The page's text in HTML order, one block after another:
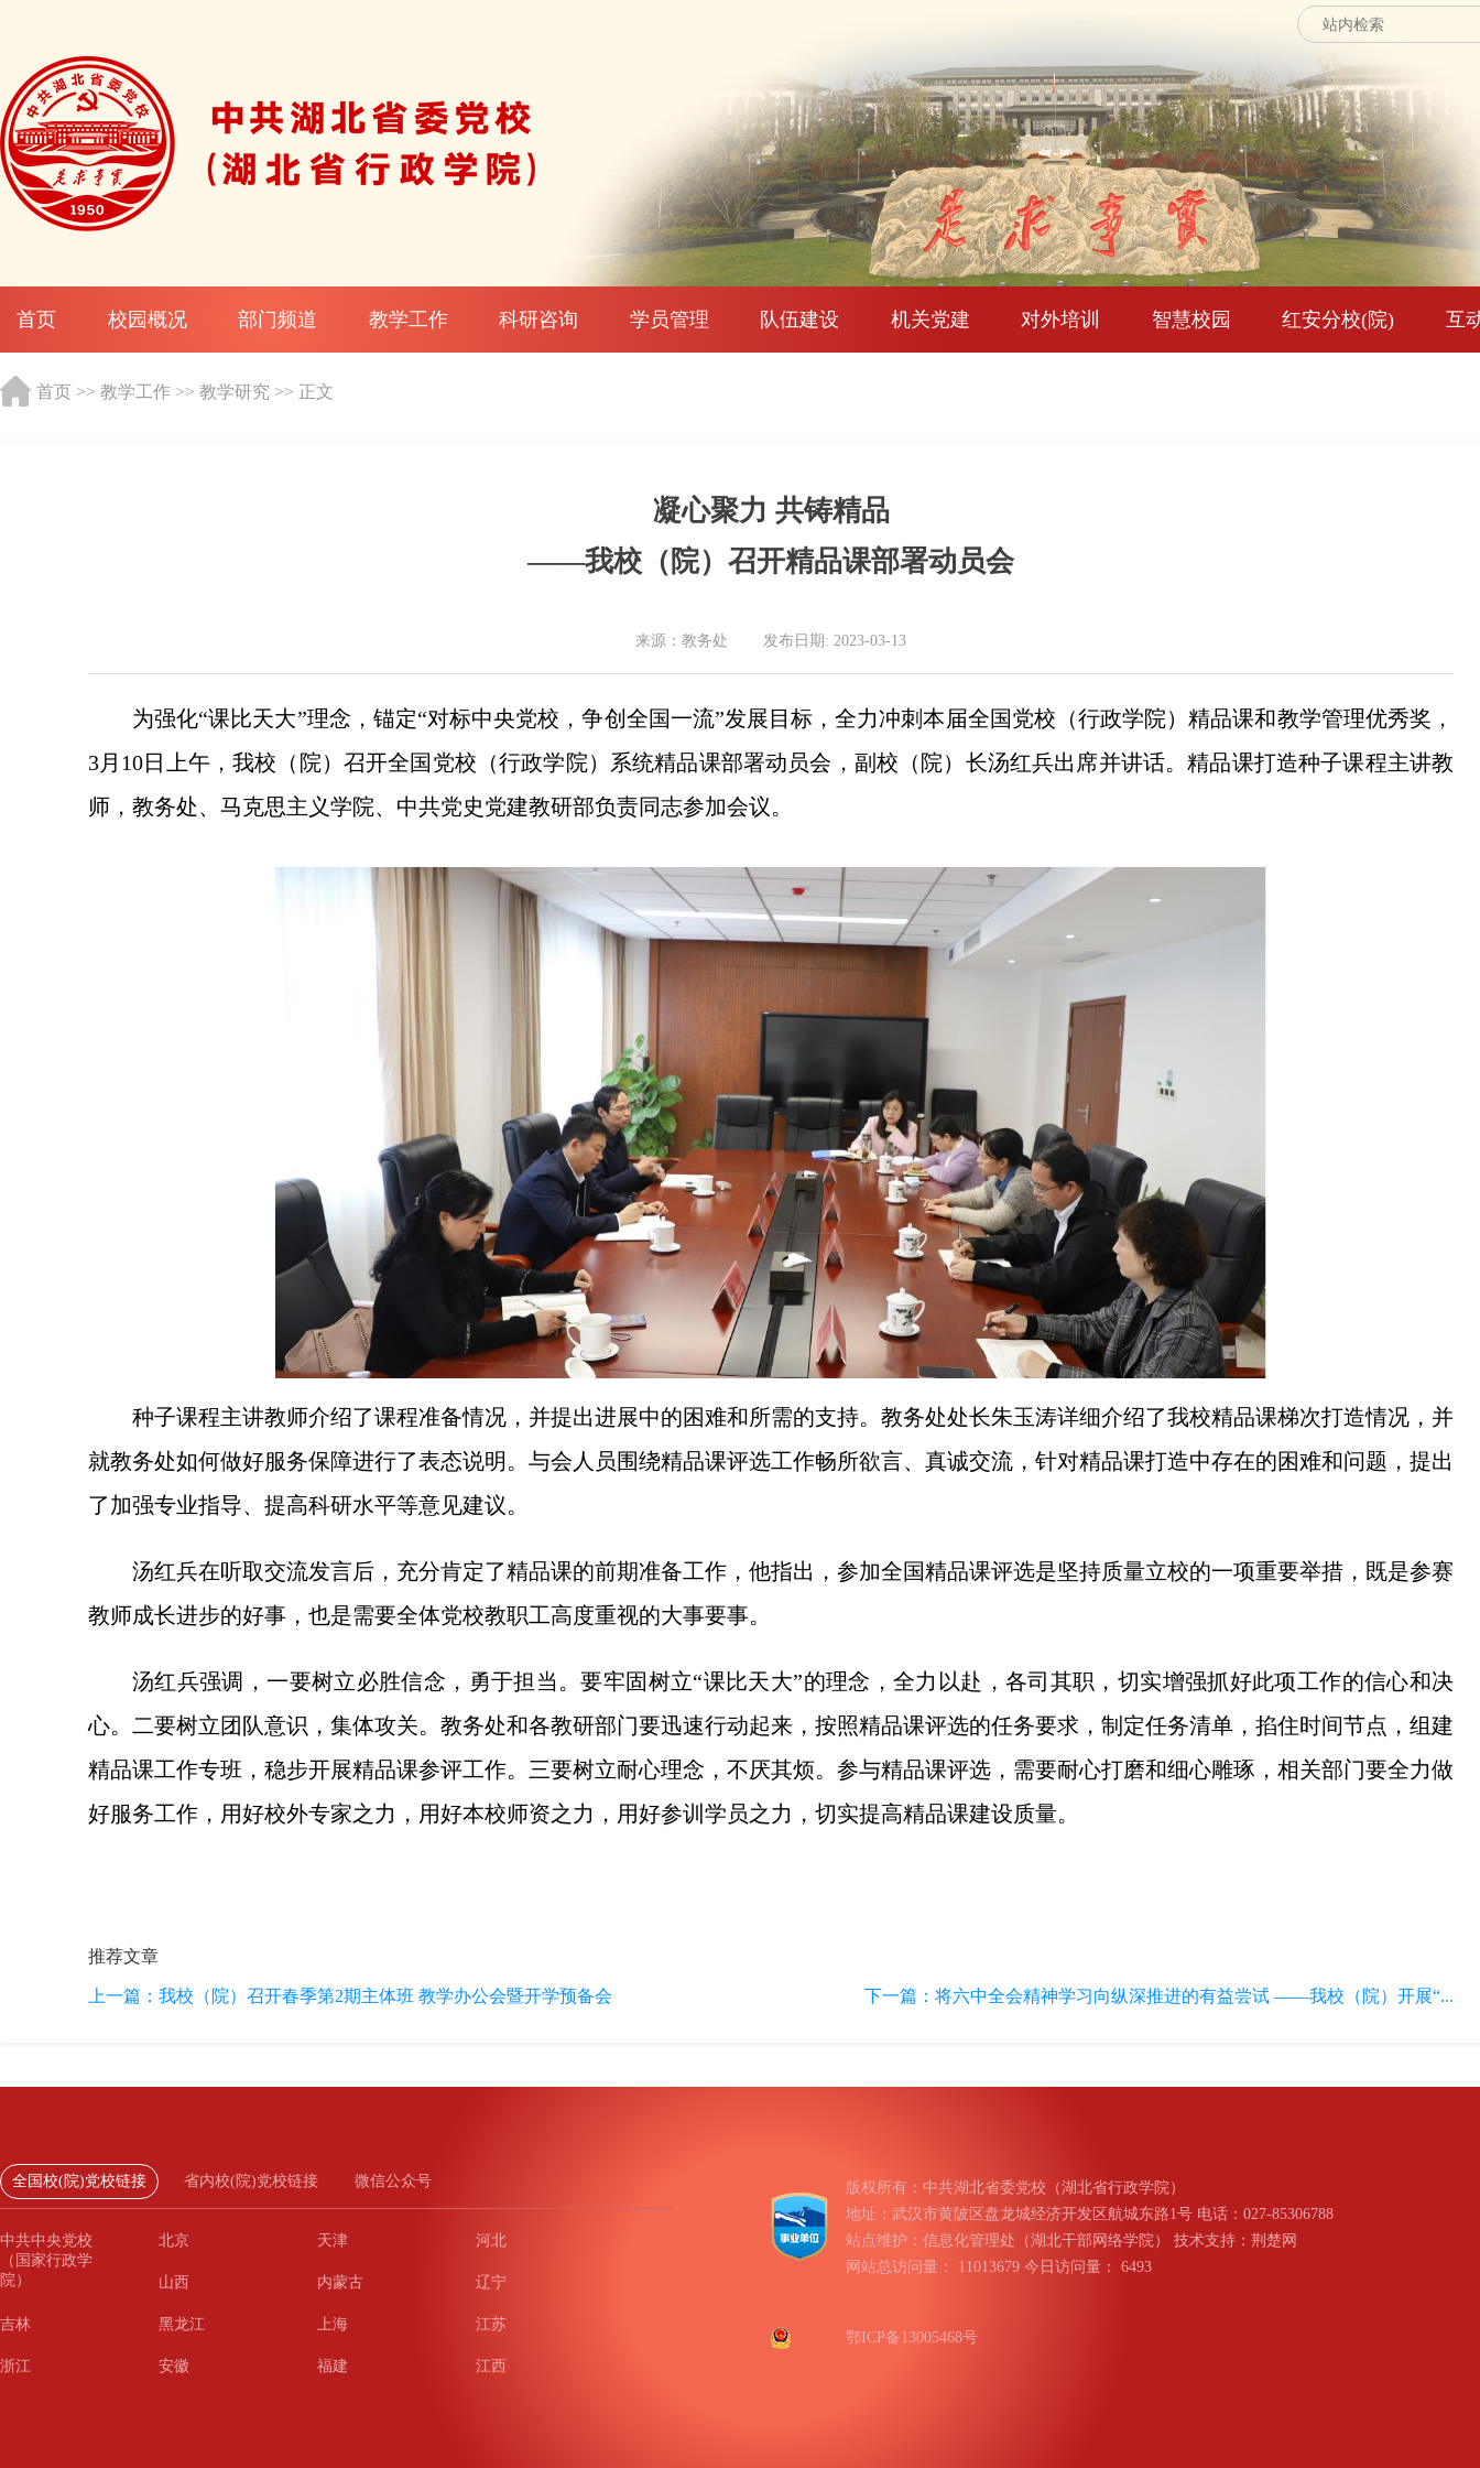
首页 校园概况 部门频道 教学工作 科研咨询 学员管理 队伍建设 机关党建 对外培训 智慧校园 红安分校(院) 互
首页 >> 教学工作 >> 教学研究 >> 正文
凝心聚力 共铸精品
——我校（院）召开精品课部署动员会
来源：教务处 发布日期: 2023-03-13
为强化“课比天大”理念，锚定“对标中央党校，争创全国一流”发展目标，全力冲刺本届全国党校（行政学院）精品课和教学管理优秀奖，
3月10日上午，我校（院）召开全国党校（行政学院）系统精品课部署动员会，副校（院）长汤红兵出席并讲话。精品课打造种子课程主讲教
师，教务处、马克思主义学院、中共党史党建教研部负责同志参加会议。
种子课程主讲教师介绍了课程准备情况，并提出进展中的困难和所需的支持。教务处处长朱玉涛详细介绍了我校精品课梯次打造情况，并
就教务处如何做好服务保障进行了表态说明。与会人员围绕精品课评选工作畅所欲言、真诚交流，针对精品课打造中存在的困难和问题，提出
了加强专业指导、提高科研水平等意见建议。
汤红兵在听取交流发言后，充分肯定了精品课的前期准备工作，他指出，参加全国精品课评选是坚持质量立校的一项重要举措，既是参赛
教师成长进步的好事，也是需要全体党校教职工高度重视的大事要事。
汤红兵强调，一要树立必胜信念，勇于担当。要牢固树立“课比天大”的理念，全力以赴，各司其职，切实增强抓好此项工作的信心和决
心。二要树立团队意识，集体攻关。教务处和各教研部门要迅速行动起来，按照精品课评选的任务要求，制定任务清单，掐住时间节点，组建
精品课工作专班，稳步开展精品课参评工作。三要树立耐心理念，不厌其烦。参与精品课评选，需要耐心打磨和细心雕琢，相关部门要全力做
好服务工作，用好校外专家之力，用好本校师资之力，用好参训学员之力，切实提高精品课建设质量。
推荐文章
上一篇： 我校（院）召开春季第2期主体班 教学办公会暨开学预备会 下一篇： 将六中全会精神学习向纵深推进的有益尝试 ——我校（院）开展“...
全国校(院)党校链接 省内校(院)党校链接 微信公众号
中共中央党校
（国家行政学
院）
北京 天津 河北
山西 内蒙古 辽宁
吉林 黑龙江 上海 江苏
浙江 安徽 福建 江西
版权所有：中共湖北省委党校（湖北省行政学院）
地址：武汉市黄陂区盘龙城经济开发区航城东路1号 电话：027-85306788
站点维护：信息化管理处（湖北干部网络学院） 技术支持：荆楚网
网站总访问量： 11013679 今日访问量： 6493
鄂ICP备13005468号